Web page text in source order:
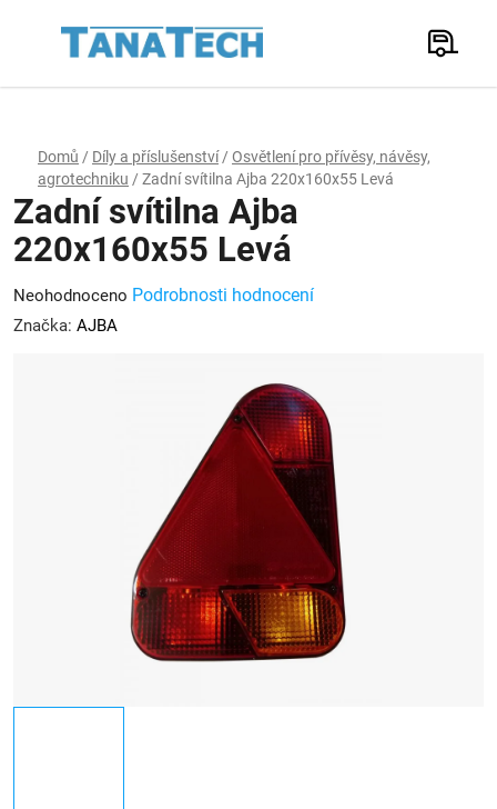
Hledat
Domů / Díly a příslušenství / Osvětlení pro přívěsy, návěsy,
agrotechniku / Zadní svítilna Ajba 220x160x55 Levá
Zadní svítilna Ajba
220x160x55 Levá
Průměrné
hodnocení
Neohodnoceno Podrobnosti hodnocení
Značka: AJBA